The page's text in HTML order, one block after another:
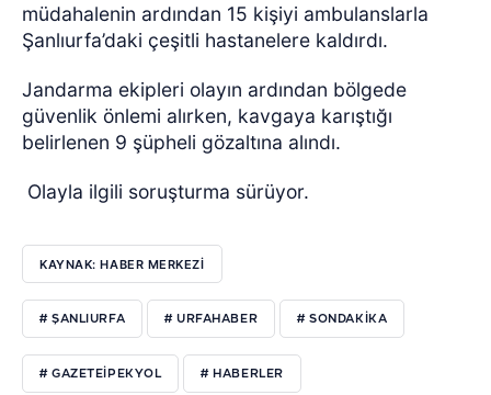
müdahalenin ardından 15 kişiyi ambulanslarla
Şanlıurfa’daki çeşitli hastanelere kaldırdı.
Jandarma ekipleri olayın ardından bölgede
güvenlik önlemi alırken, kavgaya karıştığı
belirlenen 9 şüpheli gözaltına alındı.
Olayla ilgili soruşturma sürüyor.
KAYNAK: HABER MERKEZI
# ŞANLIURFA # URFAHABER # SONDAKİKA
# GAZETEİPEKYOL # HABERLER